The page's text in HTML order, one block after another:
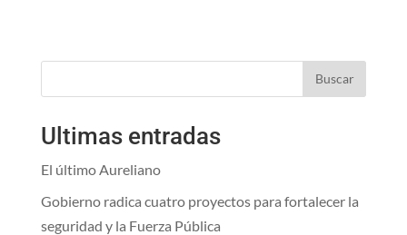
Buscar
Ultimas entradas
El último Aureliano
Gobierno radica cuatro proyectos para fortalecer la
seguridad y la Fuerza Pública